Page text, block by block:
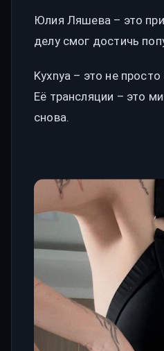
Юлия Ляшева – это
делу смог достичь
Kyxnya – это не
Её трансляции – это
снова.